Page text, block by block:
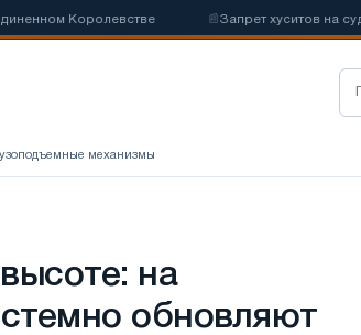
Королевстве 📰Запрет хуситов на
механизмы
на
обновляют